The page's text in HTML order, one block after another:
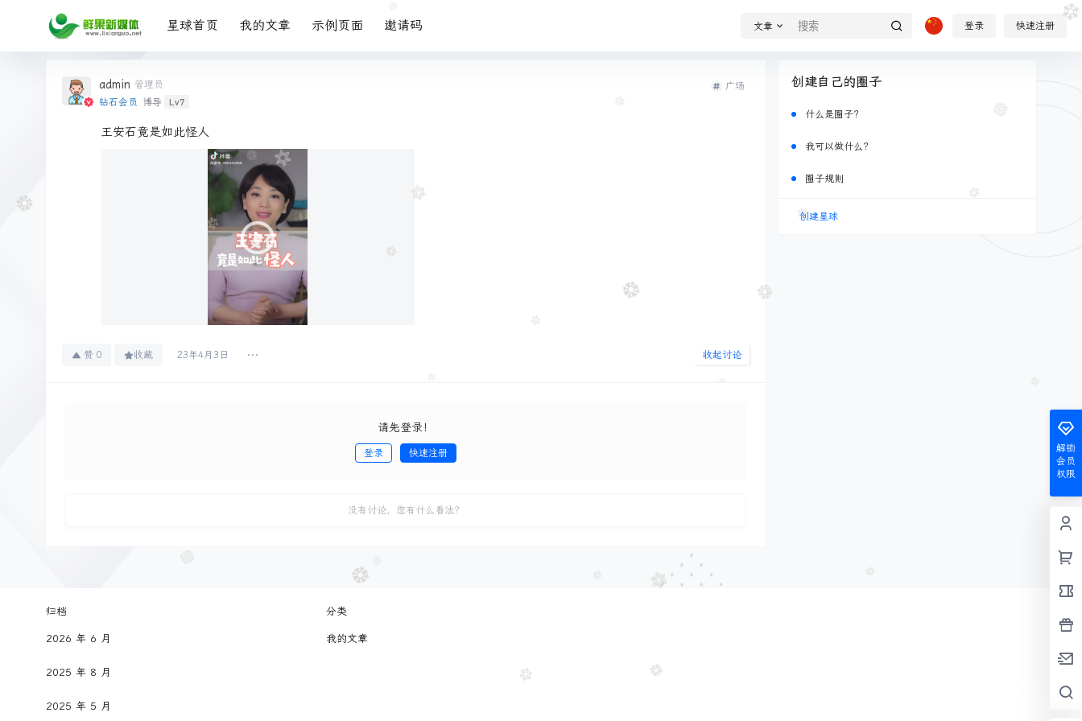
星球首页 我的文章 示例页面 邀请码 文章 登录 快速注册
admin 管理员
钻石会员
博导 Lv7
广场
王安石竟是如此怪人
赞 0 收藏 23年4月3日 收起讨论
请先登录！
登录 快速注册
没有讨论，您有什么看法？
创建自己的圈子
什么是圈子？
我可以做什么？
圈子规则
创建星球
解锁
会员
权限
归档
2026 年 6 月
2025 年 8 月
2025 年 5 月
分类
我的文章